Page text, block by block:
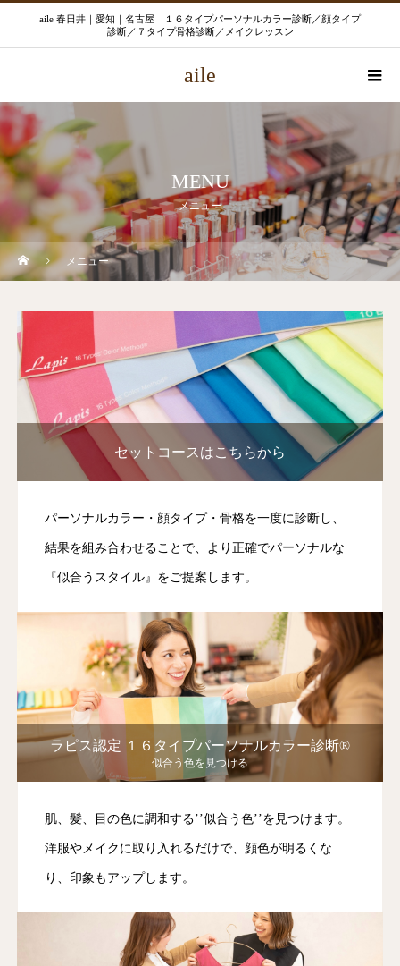
aile 春日井｜愛知｜名古屋 １６タイプパーソナルカラー診断／顔タイプ
診断／７タイプ骨格診断／メイクレッスン
aile
MENU
メニュー
メニュー
セットコースはこちらから
パーソナルカラー・顔タイプ・骨格を一度に診断し、
結果を組み合わせることで、より正確でパーソナルな
『似合うスタイル』をご提案します。
ラピス認定 １６タイプパーソナルカラー診断®︎
似合う色を見つける
肌、髪、目の色に調和する’’似合う色’’を見つけます。
洋服やメイクに取り入れるだけで、顔色が明るくな
り、印象もアップします。